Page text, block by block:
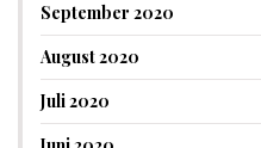
September 2020
August 2020
Juli 2020